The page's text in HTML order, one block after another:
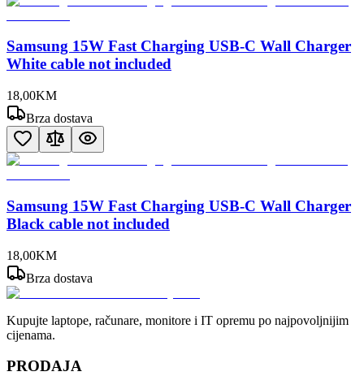
Samsung 15W Fast Charging USB-C Wall Charger
White cable not included
18,00KM
Brza dostava
Samsung 15W Fast Charging USB-C Wall Charger
Black cable not included
18,00KM
Brza dostava
Kupujte laptope, računare, monitore i IT opremu po najpovoljnijim
cijenama.
PRODAJA